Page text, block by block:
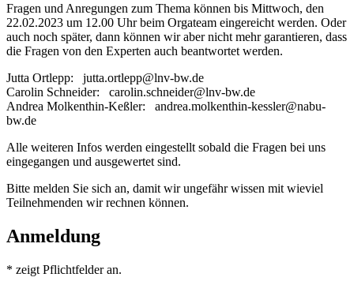
Fragen und Anregungen zum Thema können bis Mittwoch, den
22.02.2023 um 12.00 Uhr beim Orgateam eingereicht werden. Oder
auch noch später, dann können wir aber nicht mehr garantieren, dass
die Fragen von den Experten auch beantwortet werden.
Jutta Ortlepp: jutta.ortlepp@lnv-bw.de
Carolin Schneider: carolin.schneider@lnv-bw.de
Andrea Molkenthin-Keßler: andrea.molkenthin-kessler@nabu-
bw.de
Alle weiteren Infos werden eingestellt sobald die Fragen bei uns
eingegangen und ausgewertet sind.
Bitte melden Sie sich an, damit wir ungefähr wissen mit wieviel
Teilnehmenden wir rechnen können.
Anmeldung
* zeigt Pflichtfelder an.